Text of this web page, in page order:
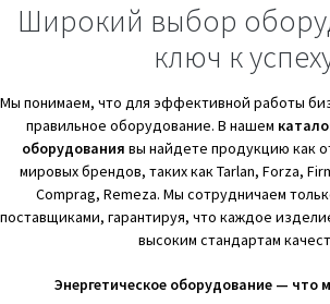
Широкий выбор
ключ к
Мы понимаем, что для эффективной работы
правильное оборудование. В нашем
оборудования вы найдете продукцию как
мировых брендов, таких как Tarlan, Forza,
Comprag, Remeza. Мы сотрудничаем
поставщиками, гарантируя, что каждое
высоким стандартам
Энергетическое оборудование — что